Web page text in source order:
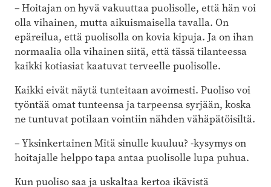
– Hoitajan on hyvä vakuuttaa puolisolle, että hän voi
olla vihainen, mutta aikuismaisella tavalla. On
epäreilua, että puolisolla on kovia kipuja. Ja on ihan
normaalia olla vihainen siitä, että tässä tilanteessa
kaikki kotiasiat kaatuvat terveelle puolisolle.
Kaikki eivät näytä tunteitaan avoimesti. Puoliso voi
työntää omat tunteensa ja tarpeensa syrjään, koska
ne tuntuvat potilaan vointiin nähden vähäpätöisiltä.
– Yksinkertainen Mitä sinulle kuuluu? -kysymys on
hoitajalle helppo tapa antaa puolisolle lupa puhua.
Kun puoliso saa ja uskaltaa kertoa ikävistä